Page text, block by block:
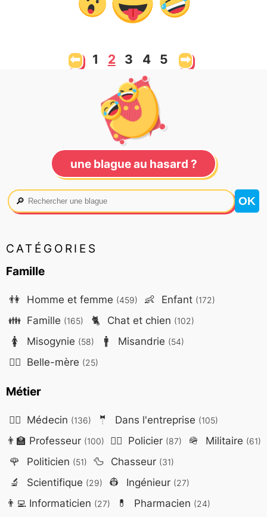
⬅ 1 2 3 4 5 ➡
une blague au hasard ?
🔎
CATÉGORIES
Famille
👫 Homme et femme (459) 👶 Enfant (172)
👪 Famille (165) 🐈 Chat et chien (102)
🚺 Misogynie (58) 🚹 Misandrie (54)
🤷‍♀️ Belle-mère (25)
Métier
👨‍⚕️ Médecin (136) 🤵 Dans l'entreprise (105)
👨‍🏫 Professeur (100) 👮‍♂️ Policier (87) 🪖 Militaire (61)
🌹 Politicien (51) 🦆 Chasseur (31)
🔬 Scientifique (29) 👷 Ingénieur (27)
👨‍💻Informaticien (27) 💊 Pharmacien (24)